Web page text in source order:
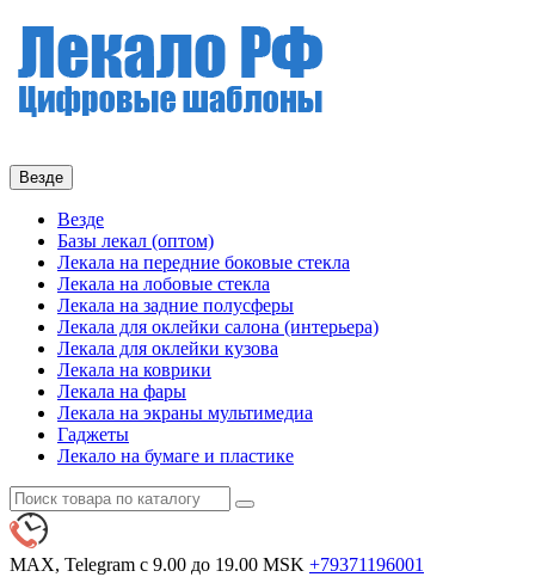
Везде
Везде
Базы лекал (оптом)
Лекала на передние боковые стекла
Лекала на лобовые стекла
Лекала на задние полусферы
Лекала для оклейки салона (интерьера)
Лекала для оклейки кузова
Лекала на коврики
Лекала на фары
Лекала на экраны мультимедиа
Гаджеты
Лекало на бумаге и пластике
MAX, Telegram с 9.00 до 19.00 MSK +79371196001